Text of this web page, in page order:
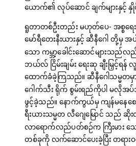
ယောက်၏ လုပ်ဆောင် ချက်များနှင့်
ရူတာတစ်ဦးတည်း မဟုတ်ပေ- အစ္စရေး
မော်ရီတေးနီးယားနှင့် ဆီနီဂေါ တို့မှ အပ
သော ကမ္ဘာ့ခေါင်းဆောင်များသည်
ဘယ်လ် ငြိမ်းချမ်း ရေးဆု ချီးမြှင့်ရန်
ထောက်ခံခဲ့ကြသည်။ ဆီနီဂေါသမ္မတ
ဂေါက်သီး ရိုက် စွမ်းရည်ကိုပါ မလိုအပ်ဘဲ
ဖွင့်ခဲ့သည်။ နောက်ကွယ်မှ ကျန်မနေစ
ရီးယားသမ္မတ လီဂျေမြောင် သည်
လာရောက်လည်ပတ်စဉ်က ကြီးမား သ
တစ်ခုကို လက်ဆောင်ပေးခဲ့ပြီး တရားဝ